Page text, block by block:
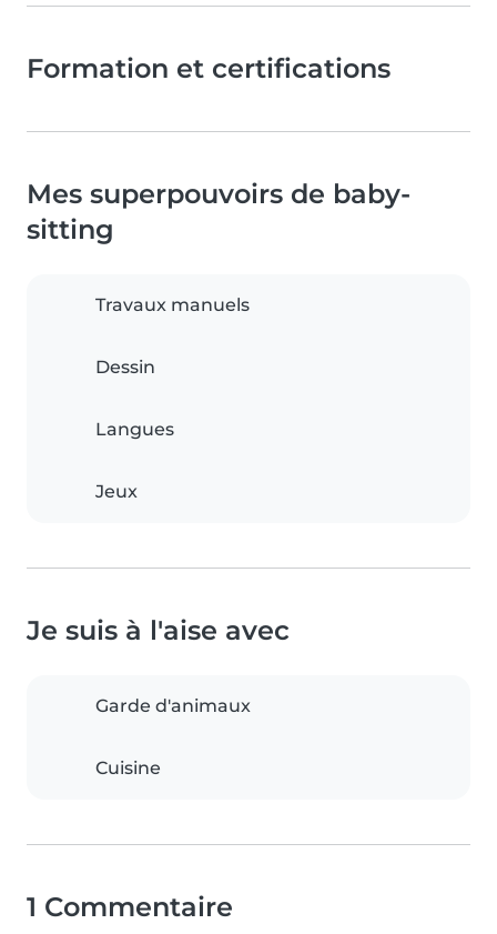
Formation et certifications
Mes superpouvoirs de baby-
sitting
Travaux manuels
Dessin
Langues
Jeux
Je suis à l'aise avec
Garde d'animaux
Cuisine
1 Commentaire